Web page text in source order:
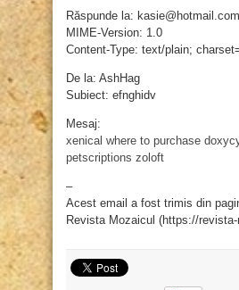
Răspunde la: kasie@hotmail.com
MIME-Version: 1.0
Content-Type: text/plain;
De la: AshHag
Subiect: efnghidv
Mesaj:
xenical where to purchase
petscriptions zoloft
–
Acest email a fost trimis din
Revista Mozaicul (https://